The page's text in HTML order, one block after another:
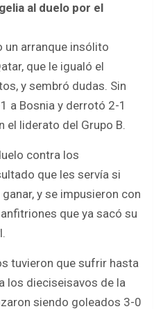
al duelo por el
un arranque insólito
que le igualó el
y sembró dudas. Sin
a Bosnia y derrotó 2-1
el liderato del Grupo B.
contra los
que les servía si
y se impusieron con
que ya sacó su
tuvieron que sufrir hasta
los dieciseisavos de la
siendo goleados 3-0